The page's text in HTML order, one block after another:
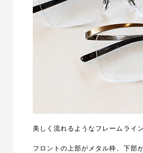
美しく流れるようなフレームライ
フロントの上部がメタル枠、下部